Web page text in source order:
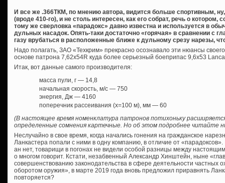
И все же .366ТКМ, по мнению автора, видится больше спортивным,
(вроде 410-го), и не столь интересен, как его собрат, речь о котором,
тому же сверловка «парадокс» давно известна и используется в
дульных насадок. Опять-таки достаточно «горячая» в сравнении с
газу врубаться в расположенные ближе к дульному срезу нарезы,
Надо полагать, ЗАО «Техкрим» прекрасно осознавало эти нюансы
основе патрона 7,62х54R куда более серьезный боеприпас 9,6х53
Итак, вот данные самого производителя:
масса пули, г — 14,8
начальная скорость, м/с — 750
энергия, Дж — 4160
поперечник рассеивания (х=100 м), мм — 60
(В настоящее время номенклатура патронов потихоньку
определенные сомнения картечные. Но об этом подробнее читайте
Неслучайно в свое время, когда начались гонения на гражданское
Ланкастера попали с ними в одну компанию, в отличие от
ан нет, товарищи в погонах не видели особой разницы между
о многом говорит. Кстати, незабвенный Александр Хинштейн, ныне
совершенствованию законодательства в сфере деятельности частных
оборотом оружия», в марте 2019 года вновь предложил приравнять
повторяется?